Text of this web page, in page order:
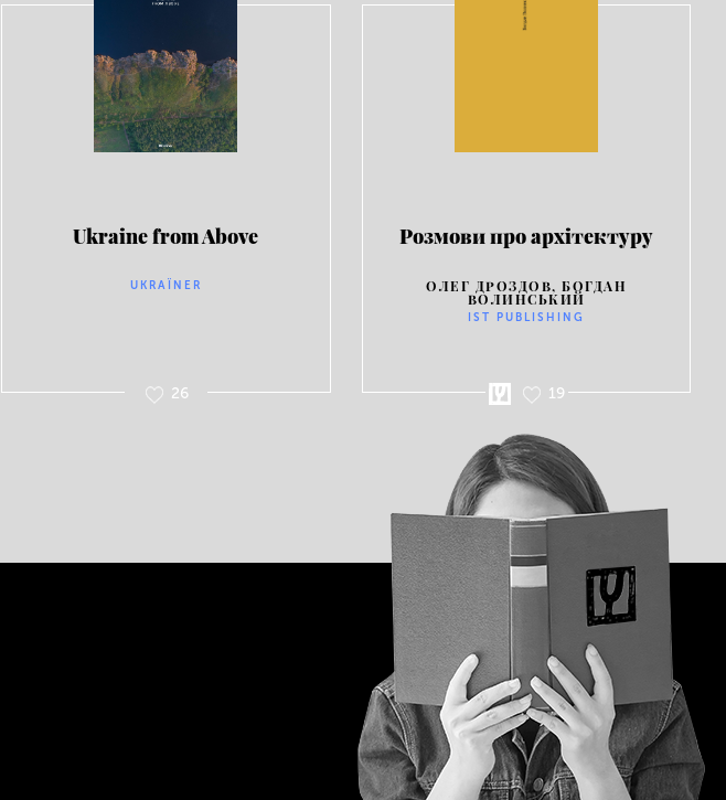
Ukraine from Above
UKRAЇNER
26
Розмови про архітектуру
ОЛЕГ ДРОЗДОВ, БОГДАН
ВОЛИНСЬКИЙ
IST PUBLISHING
19